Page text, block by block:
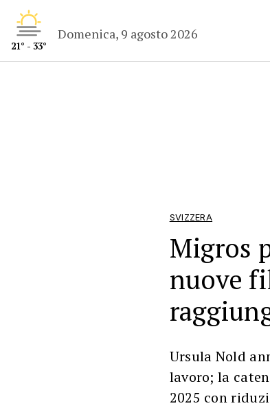
21° - 33°
Domenica, 9 agosto 2026
SVIZZERA
Migros
nuove
Ursula Nold
lavoro; la
2025 con